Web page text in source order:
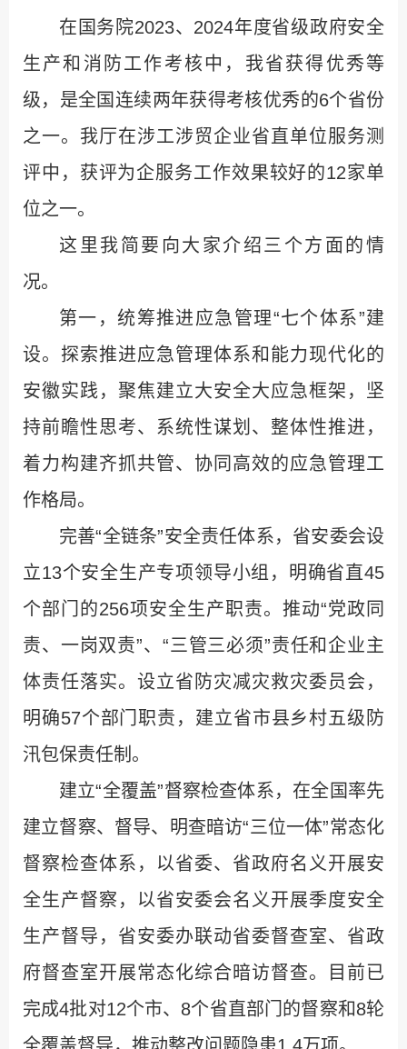
在国务院2023、2024年度省级政府安全
生产和消防工作考核中，我省获得优秀等
级，是全国连续两年获得考核优秀的6个省份
之一。我厅在涉工涉贸企业省直单位服务测
评中，获评为企服务工作效果较好的12家单
位之一。
这里我简要向大家介绍三个方面的情
况。
第一，统筹推进应急管理“七个体系”建
设。探索推进应急管理体系和能力现代化的
安徽实践，聚焦建立大安全大应急框架，坚
持前瞻性思考、系统性谋划、整体性推进，
着力构建齐抓共管、协同高效的应急管理工
作格局。
完善“全链条”安全责任体系，省安委会设
立13个安全生产专项领导小组，明确省直45
个部门的256项安全生产职责。推动“党政同
责、一岗双责”、“三管三必须”责任和企业主
体责任落实。设立省防灾减灾救灾委员会，
明确57个部门职责，建立省市县乡村五级防
汛包保责任制。
建立“全覆盖”督察检查体系，在全国率先
建立督察、督导、明查暗访“三位一体”常态化
督察检查体系，以省委、省政府名义开展安
全生产督察，以省安委会名义开展季度安全
生产督导，省安委办联动省委督查室、省政
府督查室开展常态化综合暗访督查。目前已
完成4批对12个市、8个省直部门的督察和8轮